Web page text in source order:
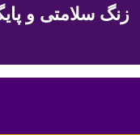
زنگ سلامتی و